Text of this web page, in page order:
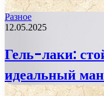
Разное
12.05.2025
Гель-лаки:
идеальный